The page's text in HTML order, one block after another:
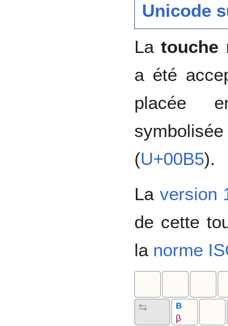
Unicode
Latouche
a été
placée
(U+00B5).
La version
de cette
la norme